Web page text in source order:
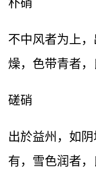
朴硝
不中风者为上
燥，色带青者，
磋硝
出於益州，如
有，雪色润者，